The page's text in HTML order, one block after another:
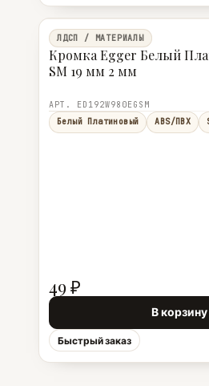
ЛДСП / МАТЕРИАЛЫ
Кромка Egger Белый
SM 19 мм 2 мм
АРТ. ED192W980EGSM
Белый Платиновый
ABS/ПВХ
49 ₽
В корзину
Быстрый заказ